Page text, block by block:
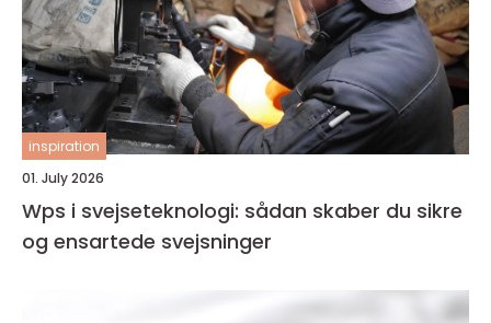
inspiration
01. July 2026
Wps i svejseteknologi: sådan skaber du sikre
og ensartede svejsninger